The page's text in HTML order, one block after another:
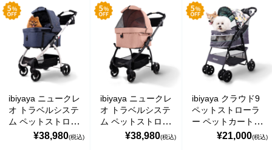
通院 バッグ 折り
たたみ簡単
Collapsible
Shoulder Pet
Carrier ピンクサン
セット イビヤヤ
FC1007-P
型犬 小型犬 ブラ
ンド おしゃれ The
Beast Pet Jogging
Stroller イビヤヤ
FS2149
め 多頭 中型犬 小
型犬 分離型 ブラ
ンド おしゃれ 4輪
折りたたみ 通気性
散歩 おでかけ
Retro Luxe Pet
Stroller イビヤヤ
ibiyaya ニュークレ
オ トラベルシステ
ム ペットストロー
ラー 3WAY ペット
¥38,980(税込)
ibiyaya ニュークレ
オ トラベルシステ
ム ペットストロー
ラー 3WAY ペット
¥38,980(税込)
ibiyaya クラウド9
ペットストローラ
ー ペットカート
(ミントグリーン)
¥21,000(税込)
MARNA マーナ
DULTON ダルトン
nailmatic
sonnet
橋本クロス
国際貿易 KB